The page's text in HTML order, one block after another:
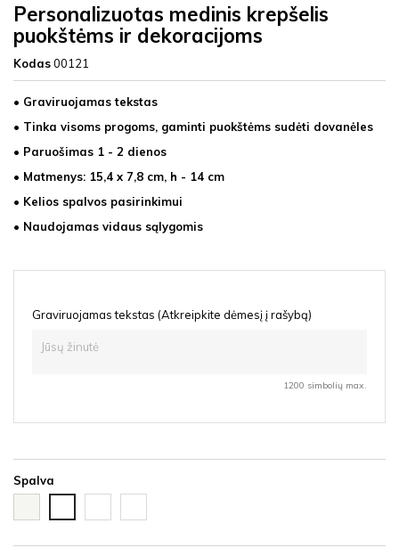
Personalizuotas medinis krepšelis
puokštėms ir dekoracijoms
Kodas00121
• Graviruojamas tekstas
• Tinka visoms progoms, gaminti puokštėms sudėti dovanėles
• Paruošimas 1 - 2 dienos
• Matmenys: 15,4 x 7,8 cm, h - 14 cm
• Kelios spalvos pasirinkimui
• Naudojamas vidaus sąlygomis
Graviruojamas tekstas (Atkreipkite dėmesį į rašybą)
1200 simbolių max.
Spalva
HDF
HDF
latte
HDF